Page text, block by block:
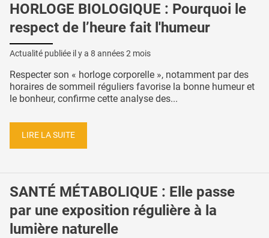
HORLOGE BIOLOGIQUE : Pourquoi le
respect de l’heure fait l'humeur
Actualité publiée il y a 8 années 2 mois
Respecter son « horloge corporelle », notamment par des
horaires de sommeil réguliers favorise la bonne humeur et
le bonheur, confirme cette analyse des...
LIRE LA SUITE
SANTÉ MÉTABOLIQUE : Elle passe
par une exposition régulière à la
lumière naturelle